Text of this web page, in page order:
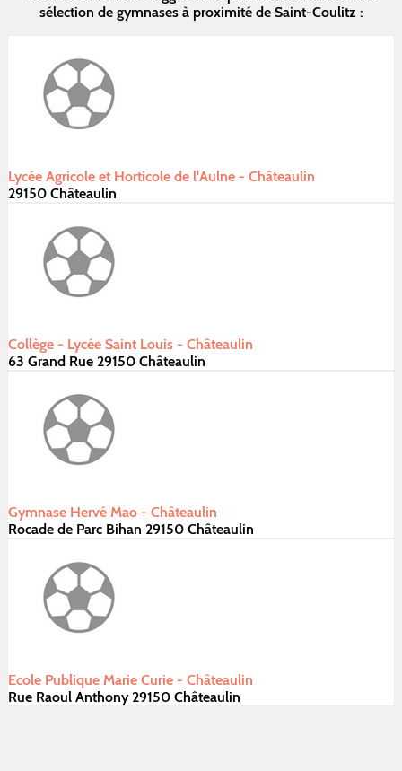
sélection de gymnases à proximité de Saint-Coulitz :
Lycée Agricole et Horticole de l'Aulne - Châteaulin
29150 Châteaulin
Collège - Lycée Saint Louis - Châteaulin
63 Grand Rue 29150 Châteaulin
Gymnase Hervé Mao - Châteaulin
Rocade de Parc Bihan 29150 Châteaulin
Ecole Publique Marie Curie - Châteaulin
Rue Raoul Anthony 29150 Châteaulin